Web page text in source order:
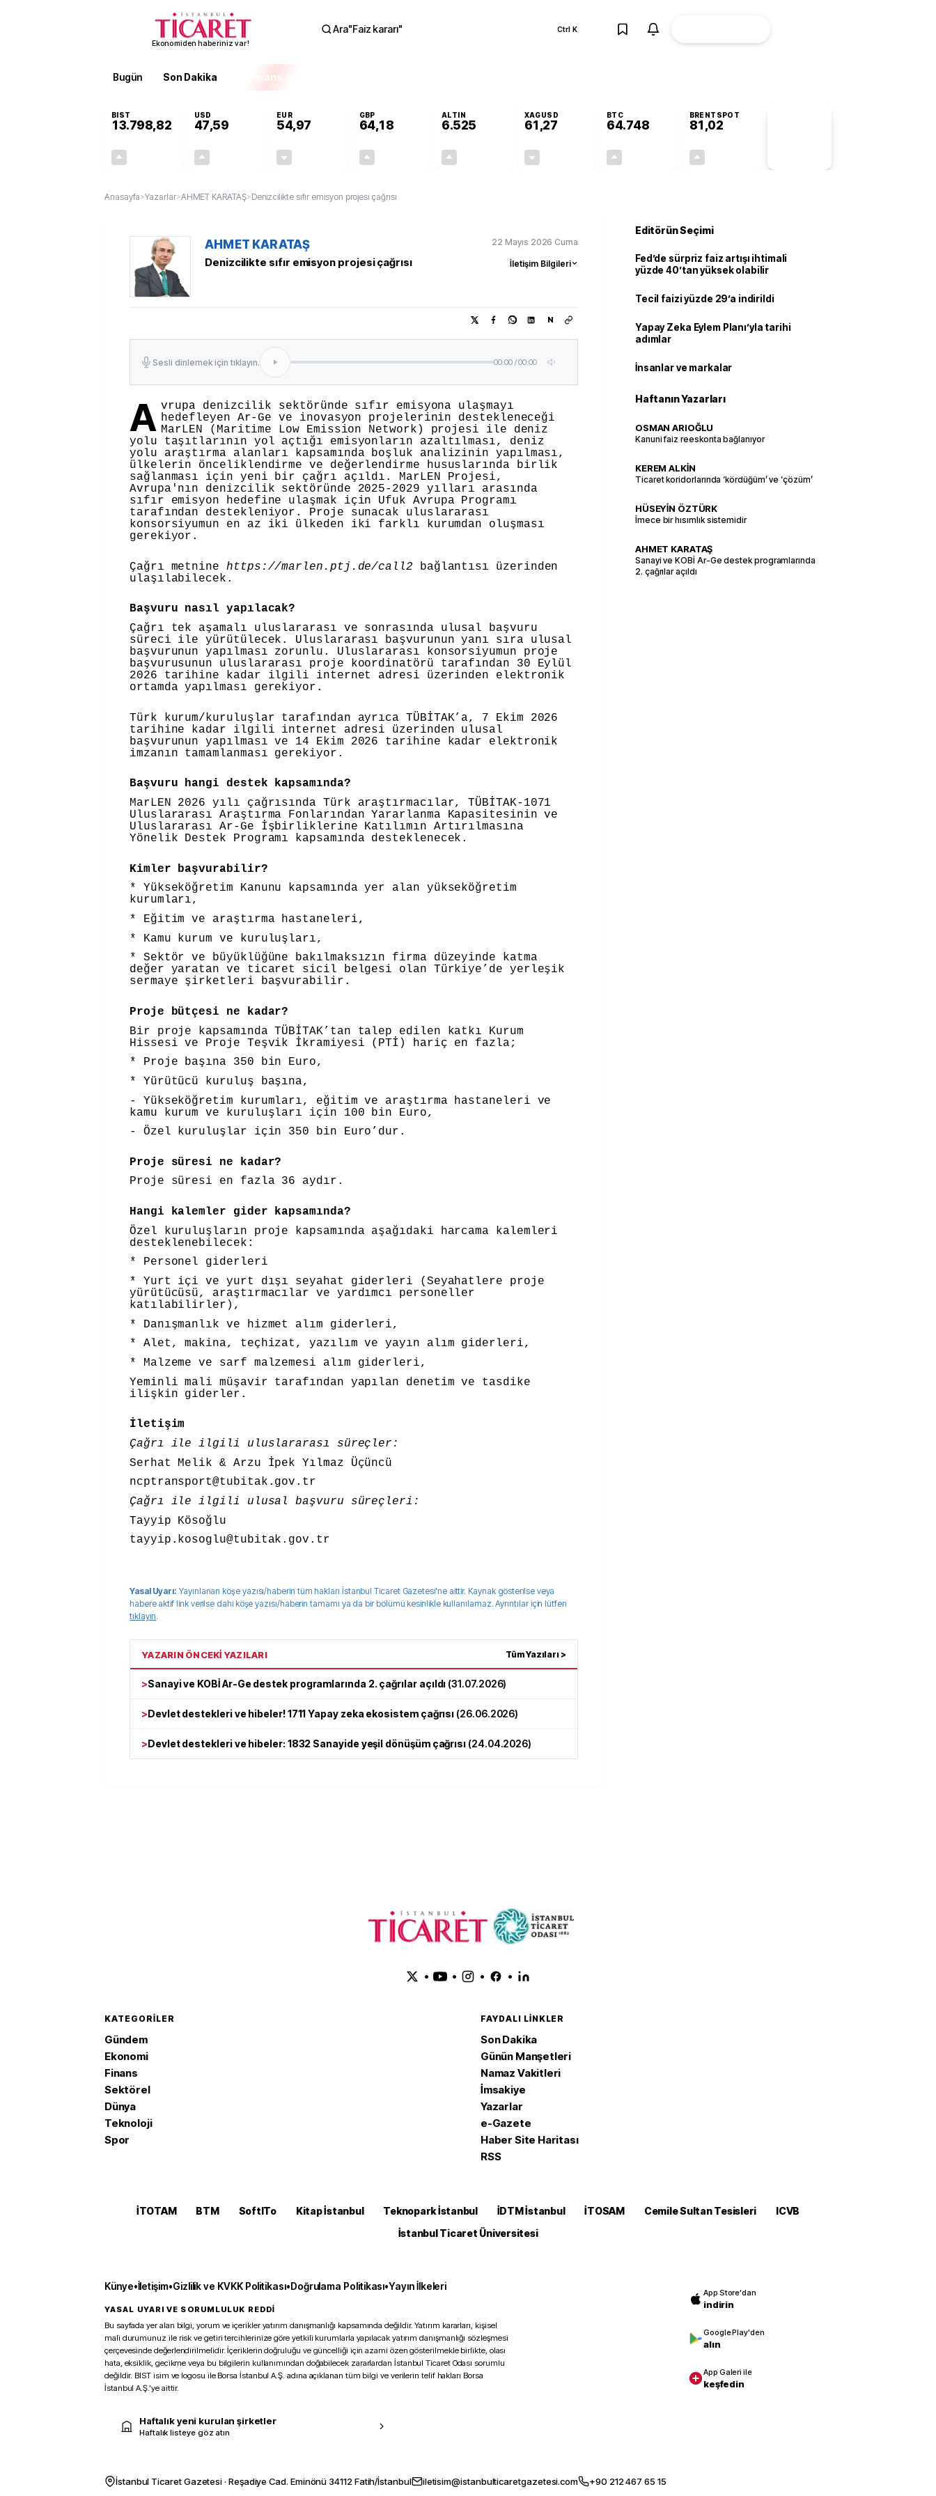
Ekonomiden haberiniz var!
Ara"Faiz kararı" Ctrl K
Bugün Son Dakika Finans
BIST
13.798,82
USD
47,59
EUR
54,97
GBP
64,18
ALTIN
6.525
XAGUSD
61,27
BTC
64.748
BRENTSPOT
81,02
Anasayfa>Yazarlar>AHMET KARATAŞ>Denizcilikte sıfır emisyon projesi çağrısı
AHMET KARATAŞ
Denizcilikte sıfır emisyon projesi çağrısı
22 Mayıs 2026 Cuma
İletişim Bilgileri
N
Sesli dinlemek için tıklayın. 00:00/00:00
A vrupa denizcilik sektöründe sıfır emisyona ulaşmayı
hedefleyen Ar-Ge ve inovasyon projelerinin destekleneceği
MarLEN (Maritime Low Emission Network) projesi ile deniz
yolu taşıtlarının yol açtığı emisyonların azaltılması, deniz
yolu araştırma alanları kapsamında boşluk analizinin yapılması,
ülkelerin önceliklendirme ve değerlendirme hususlarında birlik
sağlanması için yeni bir çağrı açıldı. MarLEN Projesi,
Avrupa'nın denizcilik sektöründe 2025-2029 yılları arasında
sıfır emisyon hedefine ulaşmak için Ufuk Avrupa Programı
tarafından destekleniyor. Proje sunacak uluslararası
konsorsiyumun en az iki ülkeden iki farklı kurumdan oluşması
gerekiyor.
Çağrı metnine https://marlen.ptj.de/call2 bağlantısı üzerinden
ulaşılabilecek.
Başvuru nasıl yapılacak?
Çağrı tek aşamalı uluslararası ve sonrasında ulusal başvuru
süreci ile yürütülecek. Uluslararası başvurunun yanı sıra ulusal
başvurunun yapılması zorunlu. Uluslararası konsorsiyumun proje
başvurusunun uluslararası proje koordinatörü tarafından 30 Eylül
2026 tarihine kadar ilgili internet adresi üzerinden elektronik
ortamda yapılması gerekiyor.
Türk kurum/kuruluşlar tarafından ayrıca TÜBİTAK’a, 7 Ekim 2026
tarihine kadar ilgili internet adresi üzerinden ulusal
başvurunun yapılması ve 14 Ekim 2026 tarihine kadar elektronik
imzanın tamamlanması gerekiyor.
Başvuru hangi destek kapsamında?
MarLEN 2026 yılı çağrısında Türk araştırmacılar, TÜBİTAK-1071
Uluslararası Araştırma Fonlarından Yararlanma Kapasitesinin ve
Uluslararası Ar-Ge İşbirliklerine Katılımın Artırılmasına
Yönelik Destek Programı kapsamında desteklenecek.
Kimler başvurabilir?
* Yükseköğretim Kanunu kapsamında yer alan yükseköğretim
kurumları,
* Eğitim ve araştırma hastaneleri,
* Kamu kurum ve kuruluşları,
* Sektör ve büyüklüğüne bakılmaksızın firma düzeyinde katma
değer yaratan ve ticaret sicil belgesi olan Türkiye’de yerleşik
sermaye şirketleri başvurabilir.
Proje bütçesi ne kadar?
Bir proje kapsamında TÜBİTAK’tan talep edilen katkı Kurum
Hissesi ve Proje Teşvik İkramiyesi (PTİ) hariç en fazla;
* Proje başına 350 bin Euro,
* Yürütücü kuruluş başına,
- Yükseköğretim kurumları, eğitim ve araştırma hastaneleri ve
kamu kurum ve kuruluşları için 100 bin Euro,
- Özel kuruluşlar için 350 bin Euro’dur.
Proje süresi ne kadar?
Proje süresi en fazla 36 aydır.
Hangi kalemler gider kapsamında?
Özel kuruluşların proje kapsamında aşağıdaki harcama kalemleri
desteklenebilecek:
* Personel giderleri
* Yurt içi ve yurt dışı seyahat giderleri (Seyahatlere proje
yürütücüsü, araştırmacılar ve yardımcı personeller
katılabilirler),
* Danışmanlık ve hizmet alım giderleri,
* Alet, makina, teçhizat, yazılım ve yayın alım giderleri,
* Malzeme ve sarf malzemesi alım giderleri,
Yeminli mali müşavir tarafından yapılan denetim ve tasdike
ilişkin giderler.
İletişim
Çağrı ile ilgili uluslararası süreçler:
Serhat Melik & Arzu İpek Yılmaz Üçüncü
ncptransport@tubitak.gov.tr
Çağrı ile ilgili ulusal başvuru süreçleri:
Tayyip Kösoğlu
tayyip.kosoglu@tubitak.gov.tr
Yasal Uyarı: Yayınlanan köşe yazısı/haberin tüm hakları İstanbul Ticaret Gazetesi'ne aittir. Kaynak gösterilse veya
habere aktif link verilse dahi köşe yazısı/haberin tamamı ya da bir bölümü kesinlikle kullanılamaz. Ayrıntılar için lütfen
tıklayın.
YAZARIN ÖNCEKİ YAZILARI Tüm Yazıları >
>Sanayi ve KOBİ Ar-Ge destek programlarında 2. çağrılar açıldı (31.07.2026)
>Devlet destekleri ve hibeler! 1711 Yapay zeka ekosistem çağrısı (26.06.2026)
>Devlet destekleri ve hibeler: 1832 Sanayide yeşil dönüşüm çağrısı (24.04.2026)
Editörün Seçimi
Fed’de sürpriz faiz artışı ihtimali
yüzde 40’tan yüksek olabilir
Tecil faizi yüzde 29’a indirildi
Yapay Zeka Eylem Planı’yla tarihi
adımlar
İnsanlar ve markalar
Haftanın Yazarları
OSMAN ARIOĞLU
Kanuni faiz reeskonta bağlanıyor
KEREM ALKİN
Ticaret koridorlarında ‘kördüğüm’ ve ‘çözüm’
HÜSEYİN ÖZTÜRK
İmece bir hısımlık sistemidir
AHMET KARATAŞ
Sanayi ve KOBİ Ar-Ge destek programlarında
2. çağrılar açıldı
• • • •
KATEGORILER
Gündem
Ekonomi
Finans
Sektörel
Dünya
Teknoloji
Spor
FAYDALI LINKLER
Son Dakika
Günün Manşetleri
Namaz Vakitleri
İmsakiye
Yazarlar
e-Gazete
Haber Site Haritası
RSS
İTOTAM BTM SoftITo Kitap İstanbul Teknopark İstanbul İDTM İstanbul İTOSAM Cemile Sultan Tesisleri
ICVB
İstanbul Ticaret Üniversitesi
Künye•İletişim•Gizlilik ve KVKK Politikası•Doğrulama Politikası•Yayın İlkeleri
YASAL UYARI VE SORUMLULUK REDDİ
Bu sayfada yer alan bilgi, yorum ve içerikler yatırım danışmanlığı kapsamında değildir. Yatırım kararları, kişisel
mali durumunuz ile risk ve getiri tercihlerinize göre yetkili kurumlarla yapılacak yatırım danışmanlığı sözleşmesi
çerçevesinde değerlendirilmelidir. İçeriklerin doğruluğu ve güncelliği için azami özen gösterilmekle birlikte, olası
hata, eksiklik, gecikme veya bu bilgilerin kullanımından doğabilecek zararlardan İstanbul Ticaret Odası sorumlu
değildir. BIST isim ve logosu ile Borsa İstanbul A.Ş. adına açıklanan tüm bilgi ve verilerin telif hakları Borsa
İstanbul A.Ş.’ye aittir.
Haftalık yeni kurulan şirketler
Haftalık listeye göz atın
App Store'dan
indirin
Google Play'den
alın
App Galeri ile
keşfedin
İstanbul Ticaret Gazetesi · Reşadiye Cad. Eminönü 34112 Fatih/İstanbul iletisim@istanbulticaretgazetesi.com +90 212 467 65 15